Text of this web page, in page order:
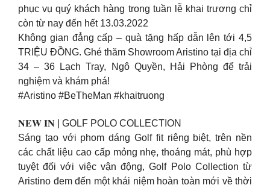
phục vụ quý khách hàng trong tuần lễ khai trương chỉ
còn từ nay đến hết 13.03.2022
Không gian đẳng cấp – quà tặng hấp dẫn lên tới 4,5
TRIỆU ĐỒNG. Ghé thăm Showroom Aristino tại địa chỉ
34 – 36 Lạch Tray, Ngô Quyền, Hải Phòng để trải
nghiệm và khám phá!
#Aristino #BeTheMan #khaitruong
𝐍𝐄𝐖 𝐈𝐍 | GOLF POLO COLLECTION
Sáng tạo với phom dáng Golf fit riêng biệt, trên nền
các chất liệu cao cấp mỏng nhẹ, thoáng mát, phù hợp
tuyệt đối với việc vận động, Golf Polo Collection từ
Aristino đem đến một khái niệm hoàn toàn mới về thời